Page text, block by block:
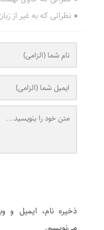
نظراتی که به غیر از
ذخیره نام، ایمیل و
می‌نویسم.